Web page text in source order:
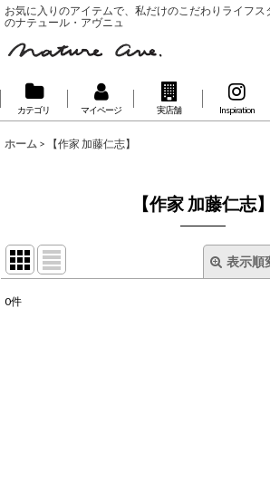
お気に入りのアイテムで、私だけのこだわりライフ
のナテュール・アヴニュ
カテゴリ マイページ 実店舗 Inspiration
ホーム > 【作家 加藤仁志】
【作家 加藤仁志】
表示順
0件